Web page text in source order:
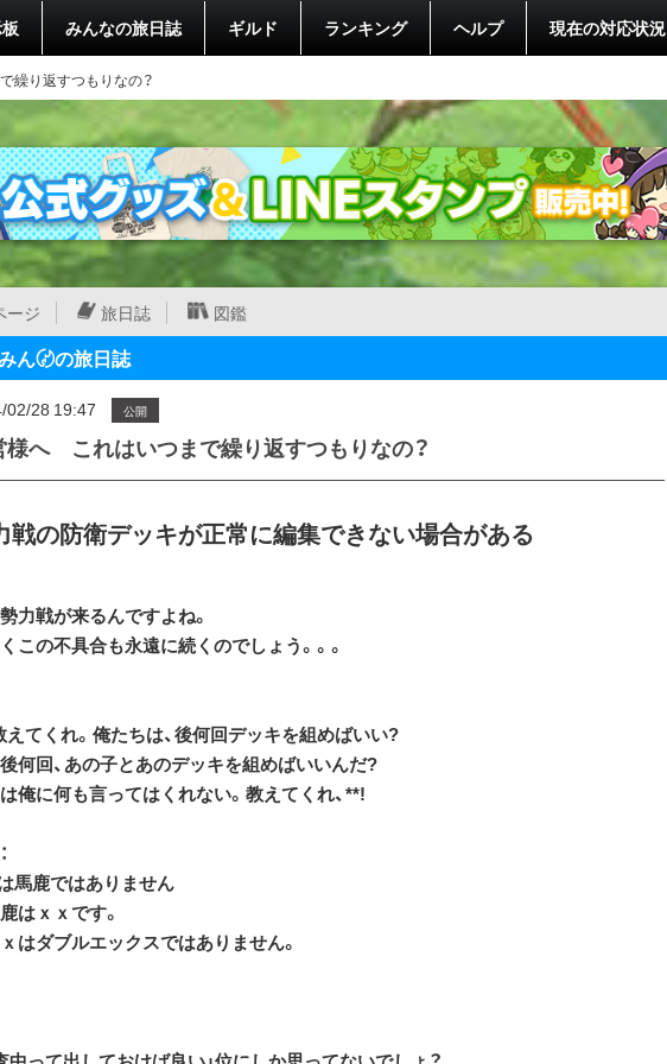
みんなの旅日誌 ギルド ランキング ヘルプ 現在の対応状況
繰り返すつもりなの？
ージ 旅日誌 図鑑
ん〄の旅日誌
02/28 19:47 公開
様へ これはいつまで繰り返すつもりなの？
戦の防衛デッキが正常に編集できない場合がある
力戦が来るんですよね。
この不具合も永遠に続くのでしょう。。。
えてくれ。俺たちは、後何回デッキを組めばいい?
何回、あの子とあのデッキを組めばいいんだ?
俺に何も言ってはくれない。教えてくれ、**!
馬鹿ではありません
はｘｘです。
はダブルエックスではありません。